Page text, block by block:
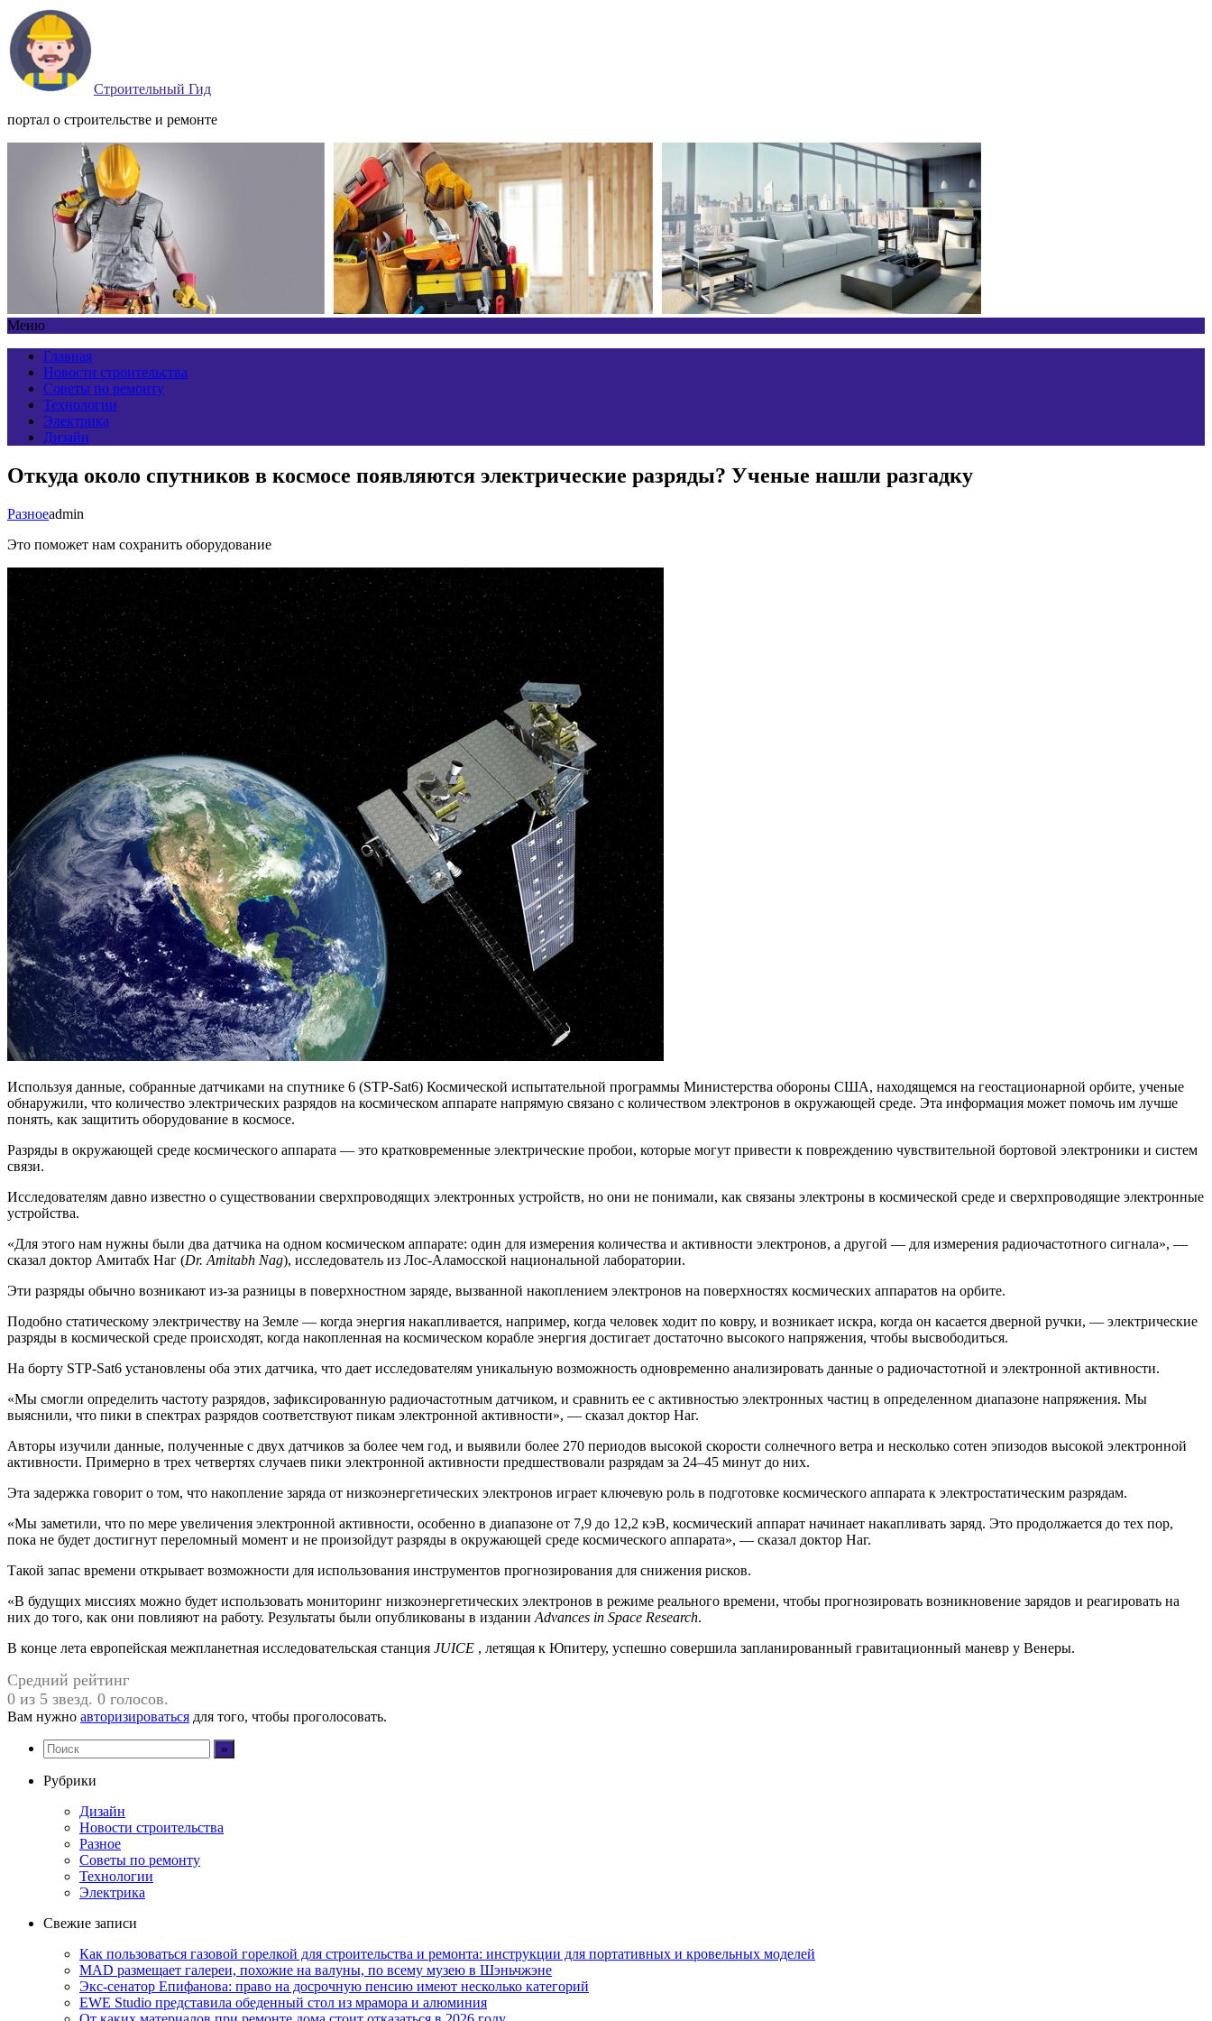
Строительный Гид
портал о строительстве и ремонте
Меню
Главная
Новости строительства
Советы по ремонту
Технологии
Электрика
Дизайн
Откуда около спутников в космосе появляются электрические разряды? Ученые нашли разгадку
Разноеadmin
Это поможет нам сохранить оборудование
Используя данные, собранные датчиками на спутнике 6 (STP-Sat6) Космической испытательной программы Министерства обороны США, находящемся на геостационарной орбите, ученые
обнаружили, что количество электрических разрядов на космическом аппарате напрямую связано с количеством электронов в окружающей среде. Эта информация может помочь им лучше
понять, как защитить оборудование в космосе.
Разряды в окружающей среде космического аппарата — это кратковременные электрические пробои, которые могут привести к повреждению чувствительной бортовой электроники и систем
связи.
Исследователям давно известно о существовании сверхпроводящих электронных устройств, но они не понимали, как связаны электроны в космической среде и сверхпроводящие электронные
устройства.
«Для этого нам нужны были два датчика на одном космическом аппарате: один для измерения количества и активности электронов, а другой — для измерения радиочастотного сигнала», —
сказал доктор Амитабх Наг (Dr. Amitabh Nag), исследователь из Лос-Аламосской национальной лаборатории.
Эти разряды обычно возникают из-за разницы в поверхностном заряде, вызванной накоплением электронов на поверхностях космических аппаратов на орбите.
Подобно статическому электричеству на Земле — когда энергия накапливается, например, когда человек ходит по ковру, и возникает искра, когда он касается дверной ручки, — электрические
разряды в космической среде происходят, когда накопленная на космическом корабле энергия достигает достаточно высокого напряжения, чтобы высвободиться.
На борту STP-Sat6 установлены оба этих датчика, что дает исследователям уникальную возможность одновременно анализировать данные о радиочастотной и электронной активности.
«Мы смогли определить частоту разрядов, зафиксированную радиочастотным датчиком, и сравнить ее с активностью электронных частиц в определенном диапазоне напряжения. Мы
выяснили, что пики в спектрах разрядов соответствуют пикам электронной активности», — сказал доктор Наг.
Авторы изучили данные, полученные с двух датчиков за более чем год, и выявили более 270 периодов высокой скорости солнечного ветра и несколько сотен эпизодов высокой электронной
активности. Примерно в трех четвертях случаев пики электронной активности предшествовали разрядам за 24–45 минут до них.
Эта задержка говорит о том, что накопление заряда от низкоэнергетических электронов играет ключевую роль в подготовке космического аппарата к электростатическим разрядам.
«Мы заметили, что по мере увеличения электронной активности, особенно в диапазоне от 7,9 до 12,2 кэВ, космический аппарат начинает накапливать заряд. Это продолжается до тех пор,
пока не будет достигнут переломный момент и не произойдут разряды в окружающей среде космического аппарата», — сказал доктор Наг.
Такой запас времени открывает возможности для использования инструментов прогнозирования для снижения рисков.
«В будущих миссиях можно будет использовать мониторинг низкоэнергетических электронов в режиме реального времени, чтобы прогнозировать возникновение зарядов и реагировать на
них до того, как они повлияют на работу. Результаты были опубликованы в издании Advances in Space Research.
В конце лета европейская межпланетная исследовательская станция JUICE , летящая к Юпитеру, успешно совершила запланированный гравитационный маневр у Венеры.
Средний рейтинг
0 из 5 звезд. 0 голосов.
Вам нужно авторизироваться для того, чтобы проголосовать.
Рубрики
Дизайн
Новости строительства
Разное
Советы по ремонту
Технологии
Электрика
Свежие записи
Как пользоваться газовой горелкой для строительства и ремонта: инструкции для портативных и кровельных моделей
MAD размещает галереи, похожие на валуны, по всему музею в Шэньчжэне
Экс-сенатор Епифанова: право на досрочную пенсию имеют несколько категорий
EWE Studio представила обеденный стол из мрамора и алюминия